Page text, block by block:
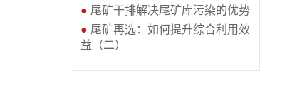
● 尾矿干排解决尾矿库污染的优势
● 尾矿再选：如何提升综合利用效
益（二）